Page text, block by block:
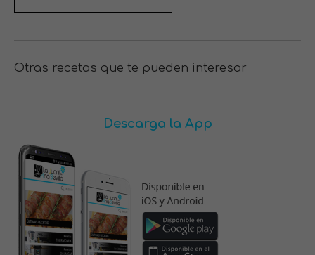
Otras recetas que te pueden interesar
Descarga la App